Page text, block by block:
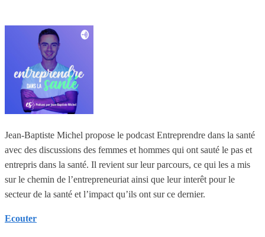
Jean-Baptiste Michel propose le podcast Entreprendre dans la santé
avec des discussions des femmes et hommes qui ont sauté le pas et
entrepris dans la santé. Il revient sur leur parcours, ce qui les a mis
sur le chemin de l’entrepreneuriat ainsi que leur interêt pour le
secteur de la santé et l’impact qu’ils ont sur ce dernier.
Ecouter